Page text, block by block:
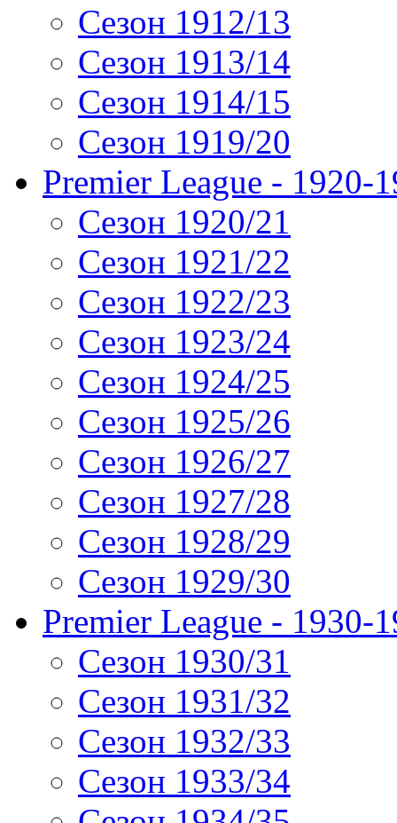
Сезон 1912/13
Сезон 1913/14
Сезон 1914/15
Сезон 1919/20
Premier League - 1920-
Сезон 1920/21
Сезон 1921/22
Сезон 1922/23
Сезон 1923/24
Сезон 1924/25
Сезон 1925/26
Сезон 1926/27
Сезон 1927/28
Сезон 1928/29
Сезон 1929/30
Premier League - 1930-
Сезон 1930/31
Сезон 1931/32
Сезон 1932/33
Сезон 1933/34